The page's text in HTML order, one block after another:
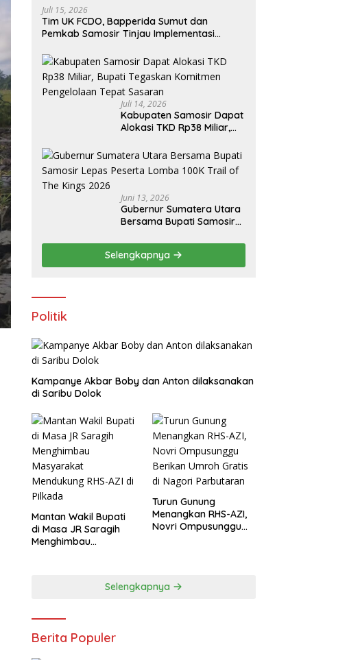
Juli 15, 2026
Tim UK FCDO, Bapperida Sumut dan
Pemkab Samosir Tinjau Implementasi
Samosir
Juli 14, 2026
Kabupaten Samosir Dapat
Alokasi TKD Rp38 Miliar,
Komitmen Pengelolaan
Tepat Sasaran
Juni 13, 2026
Gubernur Sumatera Utara
Bersama Bupati Samosir
100K Trail of The Kings
2026
Selengkapnya
Politik
Kampanye Akbar Boby dan Anton dilaksanakan
di Saribu Dolok
Mantan Wakil Bupati
di Masa JR Saragih
Menghimbau
Turun Gunung
Menangkan RHS-AZI,
Novri Ompusunggu
Selengkapnya
Berita Populer